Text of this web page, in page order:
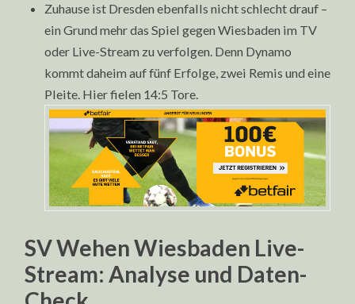
Zuhause ist Dresden ebenfalls nicht schlecht drauf –
ein Grund mehr das Spiel gegen Wiesbaden im TV
oder Live-Stream zu verfolgen. Denn Dynamo
kommt daheim auf fünf Erfolge, zwei Remis und eine
Pleite. Hier fielen 14:5 Tore.
SV Wehen Wiesbaden Live-
Stream: Analyse und Daten-